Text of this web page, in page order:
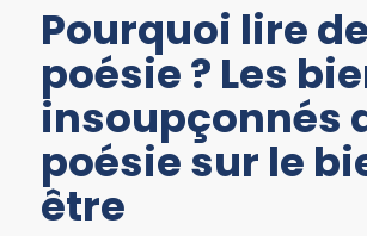
Pourquoi lire
poésie ? Les
insoupçonnés
poésie sur le
être